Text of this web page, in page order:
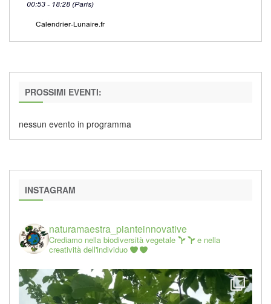
PROSSIMI EVENTI:
nessun evento in programma
INSTAGRAM
naturamaestra_pianteinnovative
Crediamo nella biodiversità vegetale
e nella
creatività dell'individuo